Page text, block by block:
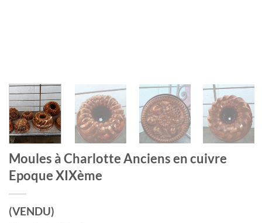
Moules à Charlotte Anciens en cuivre
Epoque XIXème
(VENDU)